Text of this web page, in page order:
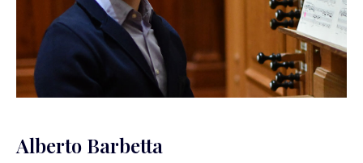
Alberto Barbetta